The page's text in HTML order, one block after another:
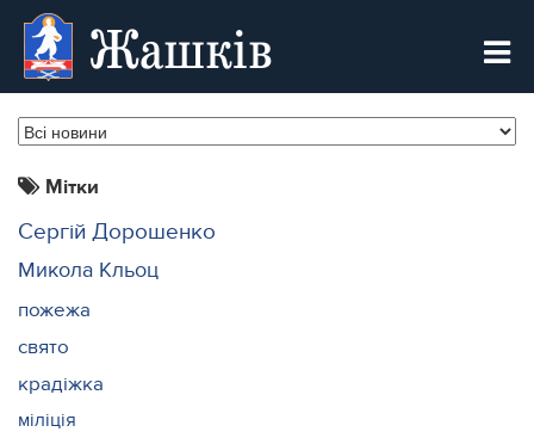
Жашків
Мітки
Сергій Дорошенко
Микола Кльоц
пожежа
свято
крадіжка
міліція